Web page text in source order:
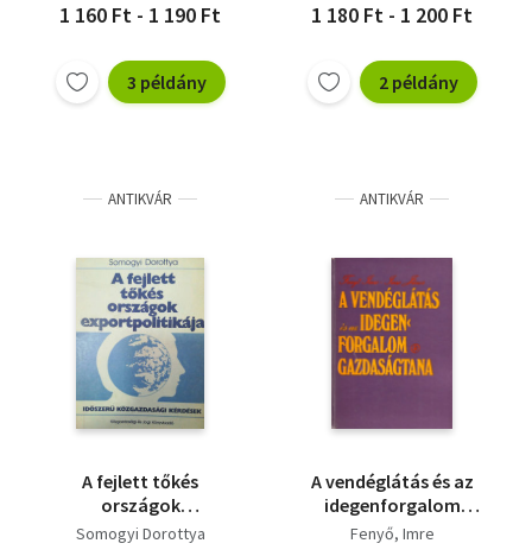
1 160 Ft - 1 190 Ft
3 példány
1 180 Ft - 1 200 Ft
2 példány
ANTIKVÁR
A fejlett tőkés
országok
exportpolitikája
Somogyi Dorottya
ANTIKVÁR
A vendéglátás és az
idegenforgalom
gazdaságtana
Fenyő Imre